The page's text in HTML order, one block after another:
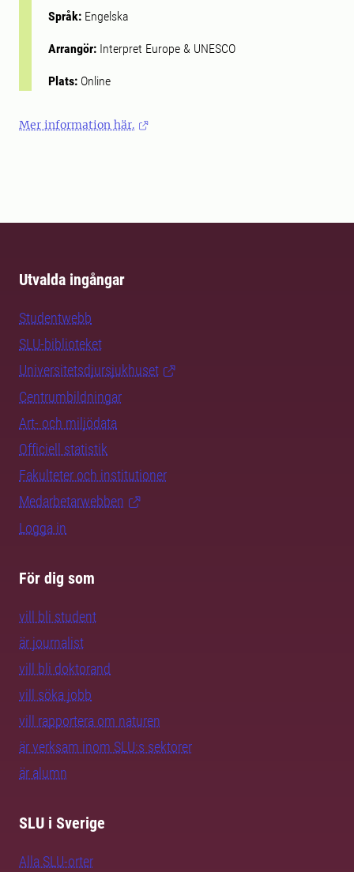
Språk: Engelska
Arrangör: Interpret Europe & UNESCO
Plats: Online
Mer information här.
Utvalda ingångar
Studentwebb
SLU-biblioteket
Universitetsdjursjukhuset
Centrumbildningar
Art- och miljödata
Officiell statistik
Fakulteter och institutioner
Medarbetarwebben
Logga in
För dig som
vill bli student
är journalist
vill bli doktorand
vill söka jobb
vill rapportera om naturen
är verksam inom SLU:s sektorer
är alumn
SLU i Sverige
Alla SLU-orter